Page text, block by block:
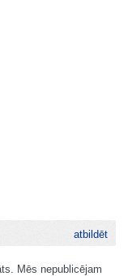
atbildēt
Mēs nepublicējam